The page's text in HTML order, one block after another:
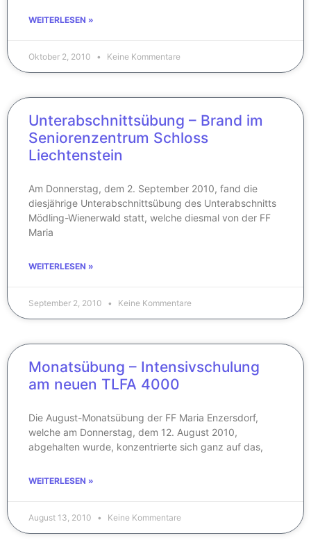
WEITERLESEN »
Oktober 2, 2010 Keine Kommentare
Unterabschnittsübung – Brand im
Seniorenzentrum Schloss
Liechtenstein
Am Donnerstag, dem 2. September 2010, fand die
diesjährige Unterabschnittsübung des Unterabschnitts
Mödling-Wienerwald statt, welche diesmal von der FF
Maria
WEITERLESEN »
September 2, 2010 Keine Kommentare
Monatsübung – Intensivschulung
am neuen TLFA 4000
Die August-Monatsübung der FF Maria Enzersdorf,
welche am Donnerstag, dem 12. August 2010,
abgehalten wurde, konzentrierte sich ganz auf das,
WEITERLESEN »
August 13, 2010 Keine Kommentare